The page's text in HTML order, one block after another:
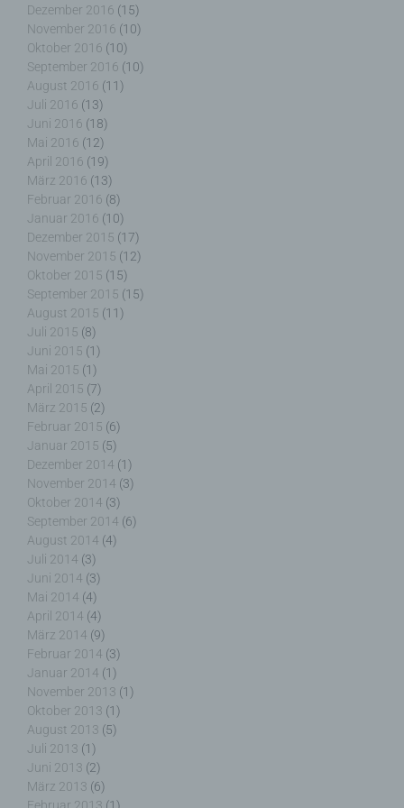
Dezember 2016 (15)
November 2016 (10)
Oktober 2016 (10)
September 2016 (10)
August 2016 (11)
Juli 2016 (13)
Juni 2016 (18)
Mai 2016 (12)
April 2016 (19)
März 2016 (13)
Februar 2016 (8)
Januar 2016 (10)
Dezember 2015 (17)
November 2015 (12)
Oktober 2015 (15)
September 2015 (15)
August 2015 (11)
Juli 2015 (8)
Juni 2015 (1)
Mai 2015 (1)
April 2015 (7)
März 2015 (2)
Februar 2015 (6)
Januar 2015 (5)
Dezember 2014 (1)
November 2014 (3)
Oktober 2014 (3)
September 2014 (6)
August 2014 (4)
Juli 2014 (3)
Juni 2014 (3)
Mai 2014 (4)
April 2014 (4)
März 2014 (9)
Februar 2014 (3)
Januar 2014 (1)
November 2013 (1)
Oktober 2013 (1)
August 2013 (5)
Juli 2013 (1)
Juni 2013 (2)
März 2013 (6)
Ortswechsel dieser natürlichen Person zu
analysieren oder vorherzusagen.
f) Pseudonymisierung
Pseudonymisierung ist die Verarbeitung
personenbezogener Daten in einer Weise, auf
welche die personenbezogenen Daten ohne
Hinzuziehung zusätzlicher Informationen nicht
mehr einer spezifischen betroffenen Person
zugeordnet werden können, sofern diese
zusätzlichen Informationen gesondert aufbewahrt
werden und technischen und organisatorischen
Maßnahmen unterliegen, die gewährleisten, dass
die personenbezogenen Daten nicht einer
identifizierten oder identifizierbaren natürlichen
Person zugewiesen werden.
g) Verantwortlicher oder für die Verarbeitung
Verantwortlicher
Verantwortlicher oder für die Verarbeitung
Verantwortlicher ist die natürliche oder juristische
Person, Behörde, Einrichtung oder andere Stelle,
die allein oder gemeinsam mit anderen über die
Zwecke und Mittel der Verarbeitung von
personenbezogenen Daten entscheidet. Sind die
Zwecke und Mittel dieser Verarbeitung durch das
Unionsrecht oder das Recht der Mitgliedstaaten
vorgegeben, so kann der Verantwortliche
beziehungsweise können die bestimmten Kriterien
seiner Benennung nach dem Unionsrecht oder
dem Recht der Mitgliedstaaten vorgesehen
werden.